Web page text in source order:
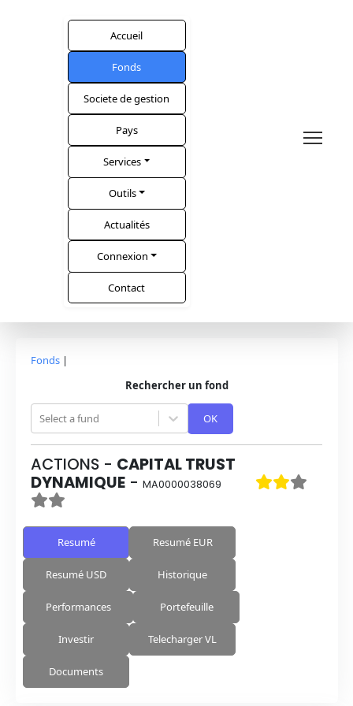
Accueil
Fonds
Societe de gestion
Pays
Services
Outils
Actualités
Connexion
Contact
Fonds |
Rechercher un fond
Select a fund OK
ACTIONS - CAPITAL TRUST
DYNAMIQUE - MA0000038069
Resumé Resumé EUR
Resumé USD Historique
Performances Portefeuille
Investir Telecharger VL
Documents